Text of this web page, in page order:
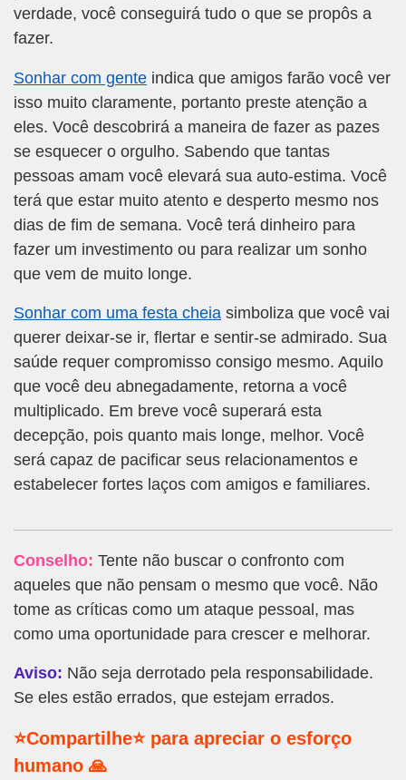
verdade, você conseguirá tudo o que se propôs a
fazer.
Sonhar com gente indica que amigos farão você ver
isso muito claramente, portanto preste atenção a
eles. Você descobrirá a maneira de fazer as pazes
se esquecer o orgulho. Sabendo que tantas
pessoas amam você elevará sua auto-estima. Você
terá que estar muito atento e desperto mesmo nos
dias de fim de semana. Você terá dinheiro para
fazer um investimento ou para realizar um sonho
que vem de muito longe.
Sonhar com uma festa cheia simboliza que você vai
querer deixar-se ir, flertar e sentir-se admirado. Sua
saúde requer compromisso consigo mesmo. Aquilo
que você deu abnegadamente, retorna a você
multiplicado. Em breve você superará esta
decepção, pois quanto mais longe, melhor. Você
será capaz de pacificar seus relacionamentos e
estabelecer fortes laços com amigos e familiares.
Conselho: Tente não buscar o confronto com
aqueles que não pensam o mesmo que você. Não
tome as críticas como um ataque pessoal, mas
como uma oportunidade para crescer e melhorar.
Aviso: Não seja derrotado pela responsabilidade.
Se eles estão errados, que estejam errados.
⭐Compartilhe⭐ para apreciar o esforço
humano 🙏